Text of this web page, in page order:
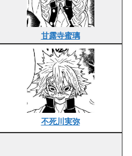
甘露寺蜜璃
不死川実弥